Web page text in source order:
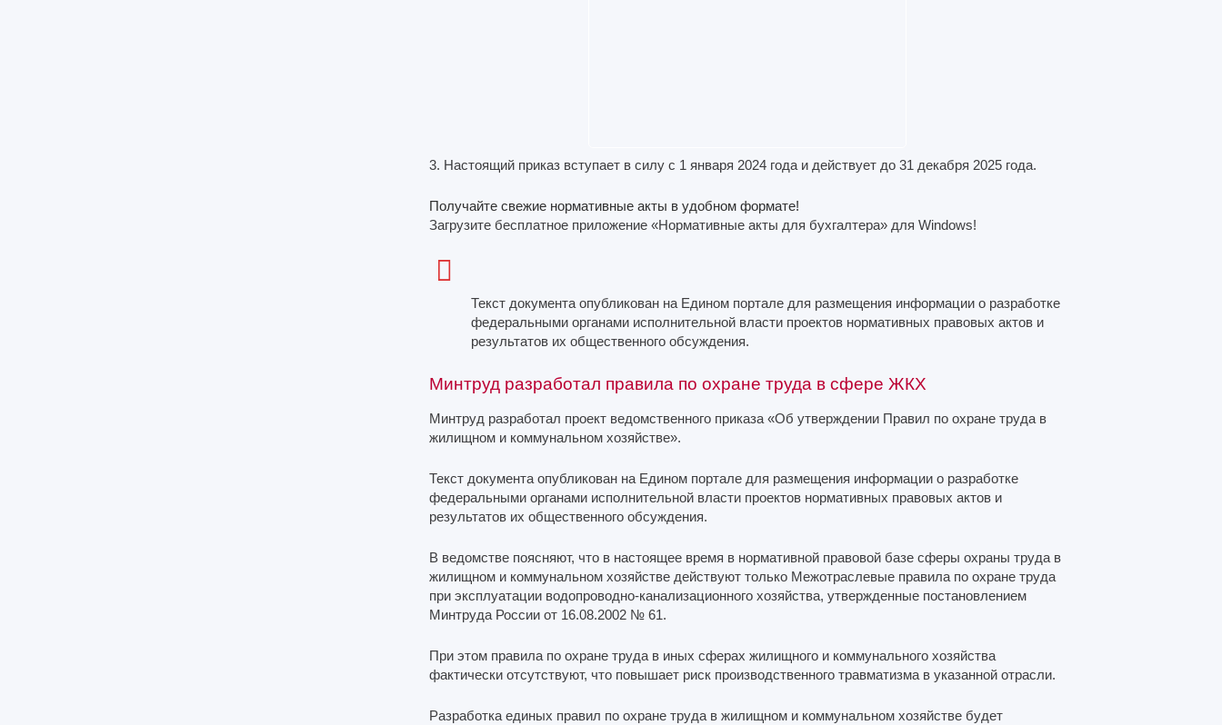
3. Настоящий приказ вступает в силу с 1 января 2024 года и действует до 31 декабря 2025 года.
Получайте свежие нормативные акты в удобном формате!
Загрузите бесплатное приложение «Нормативные акты для бухгалтера» для Windows!
Текст документа опубликован на Едином портале для размещения информации о разработке
федеральными органами исполнительной власти проектов нормативных правовых актов и
результатов их общественного обсуждения.
Минтруд разработал правила по охране труда в сфере ЖКХ
Минтруд разработал проект ведомственного приказа «Об утверждении Правил по охране труда в
жилищном и коммунальном хозяйстве».
Текст документа опубликован на Едином портале для размещения информации о разработке
федеральными органами исполнительной власти проектов нормативных правовых актов и
результатов их общественного обсуждения.
В ведомстве поясняют, что в настоящее время в нормативной правовой базе сферы охраны труда в
жилищном и коммунальном хозяйстве действуют только Межотраслевые правила по охране труда
при эксплуатации водопроводно-канализационного хозяйства, утвержденные постановлением
Минтруда России от 16.08.2002 № 61.
При этом правила по охране труда в иных сферах жилищного и коммунального хозяйства
фактически отсутствуют, что повышает риск производственного травматизма в указанной отрасли.
Разработка единых правил по охране труда в жилищном и коммунальном хозяйстве будет